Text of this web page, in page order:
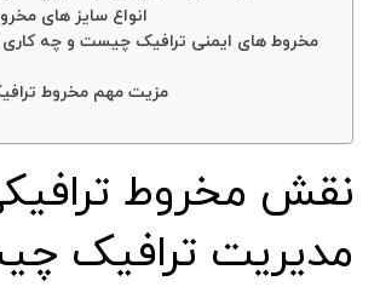
انواع سایز های
مخروط های ایمنی ترافیک چیست و چه کاری
مزیت مهم مخروط
نقش مخروط
مدیریت ترافیک